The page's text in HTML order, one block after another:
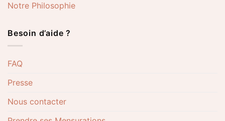
Notre Philosophie
Besoin d’aide ?
FAQ
Presse
Nous contacter